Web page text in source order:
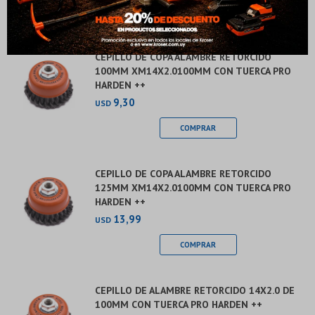
CEPILLO DE COPA ALAMBRE RETORCIDO
100MM XM14X2.0100MM CON TUERCA PRO
HARDEN ++
USD 9,30
CEPILLO DE COPA ALAMBRE RETORCIDO
125MM XM14X2.0100MM CON TUERCA PRO
HARDEN ++
USD 13,99
CEPILLO DE ALAMBRE RETORCIDO 14X2.0 DE
100MM CON TUERCA PRO HARDEN ++
Fecha de nacimiento
Día Mes Año
Elegí tus productos preferidos
Elegís Pago Después como metodo de pago
* sujeto a aprobación crediticia. El monto disponible
puede variar por comercio
enpreguntas@pagodespues.com.uy